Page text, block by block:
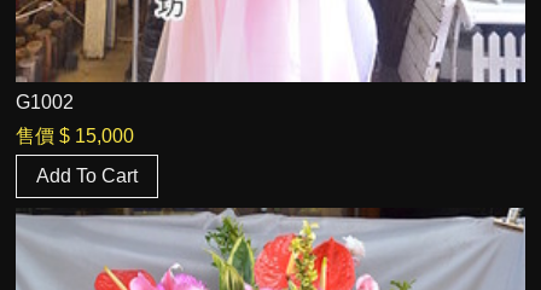
G1002
售價 $ 15,000
Add To Cart